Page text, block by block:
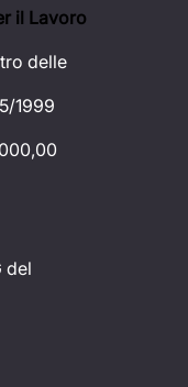
il Lavoro
delle
1999
del